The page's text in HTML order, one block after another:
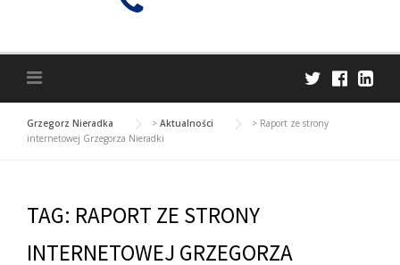
Grzegorz Nieradka > Aktualności > Raport ze strony
internetowej Grzegorza Nieradki
TAG: RAPORT ZE STRONY
INTERNETOWEJ GRZEGORZA